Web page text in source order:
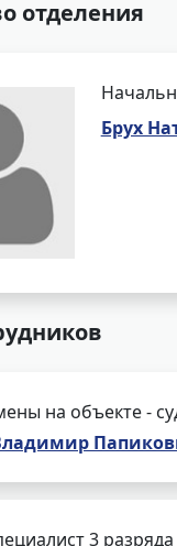
отделения
Брух
на объекте -
3 разряда